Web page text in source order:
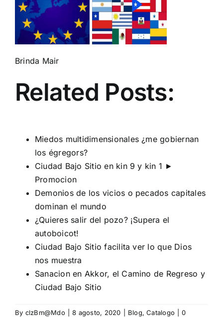
Brinda Mair
Related Posts:
Miedos multidimensionales ¿me gobiernan
los égregors?
Ciudad Bajo Sitio en kin 9 y kin 1 ►
Promocion
Demonios de los vicios o pecados capitales
dominan el mundo
¿Quieres salir del pozo? ¡Supera el
autoboicot!
Ciudad Bajo Sitio facilita ver lo que Dios
nos muestra
Sanacion en Akkor, el Camino de Regreso y
Ciudad Bajo Sitio
By clzBm@Mdo 8 agosto, 2020 Blog,Catalogo
0